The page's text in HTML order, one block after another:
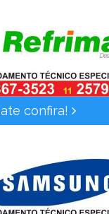
confira!